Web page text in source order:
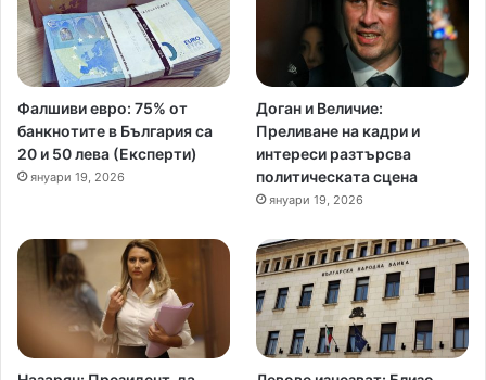
Фалшиви евро: 75% от
банкнотите в България са
20 и 50 лева (Експерти)
януари 19, 2026
Доган и Величие:
Преливане на кадри и
интереси разтърсва
политическата сцена
януари 19, 2026